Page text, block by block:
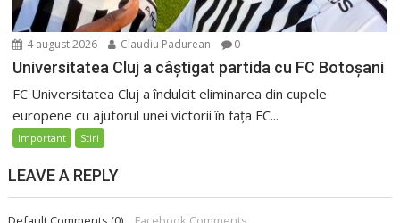
4 august 2026 Claudiu Padurean 0
Universitatea Cluj a câștigat partida cu FC Botoșani
FC Universitatea Cluj a îndulcit eliminarea din cupele
europene cu ajutorul unei victorii în fața FC...
Important Stiri
LEAVE A REPLY